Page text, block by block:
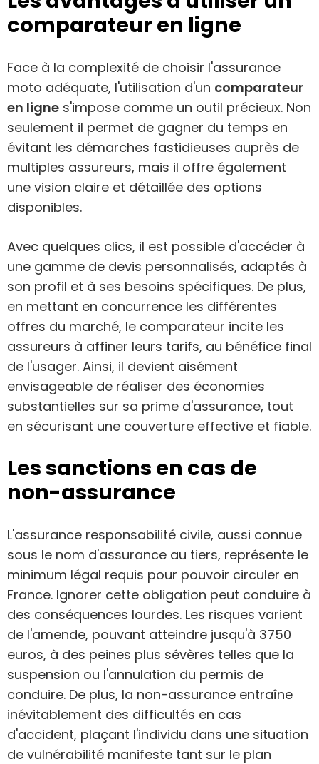
comparateur en ligne
Face à la complexité de choisir l'assurance
moto adéquate, l'utilisation d'un comparateur
en ligne s'impose comme un outil précieux. Non
seulement il permet de gagner du temps en
évitant les démarches fastidieuses auprès de
multiples assureurs, mais il offre également
une vision claire et détaillée des options
disponibles.
Avec quelques clics, il est possible d'accéder à
une gamme de devis personnalisés, adaptés à
son profil et à ses besoins spécifiques. De plus,
en mettant en concurrence les différentes
offres du marché, le comparateur incite les
assureurs à affiner leurs tarifs, au bénéfice final
de l'usager. Ainsi, il devient aisément
envisageable de réaliser des économies
substantielles sur sa prime d'assurance, tout
en sécurisant une couverture effective et fiable.
Les sanctions en cas de
non-assurance
L'assurance responsabilité civile, aussi connue
sous le nom d'assurance au tiers, représente le
minimum légal requis pour pouvoir circuler en
France. Ignorer cette obligation peut conduire à
des conséquences lourdes. Les risques varient
de l'amende, pouvant atteindre jusqu'à 3750
euros, à des peines plus sévères telles que la
suspension ou l'annulation du permis de
conduire. De plus, la non-assurance entraîne
inévitablement des difficultés en cas
d'accident, plaçant l'individu dans une situation
de vulnérabilité manifeste tant sur le plan